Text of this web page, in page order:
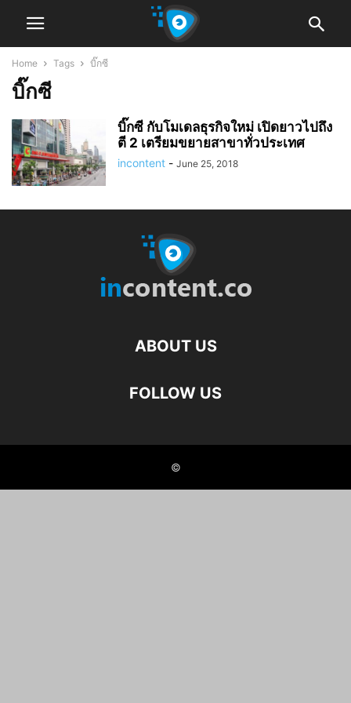
Home Tags บิ๊กซี
บิ๊กซี
บิ๊กซี กับโมเดลธุรกิจใหม่ เปิดยาวไปถึง
ตี 2 เตรียมขยายสาขาทั่วประเทศ
incontent - June 25, 2018
ABOUT US
FOLLOW US
©